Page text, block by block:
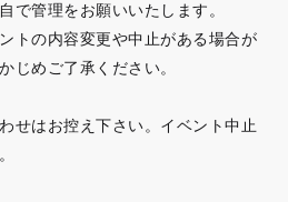
で管理をお願いいたします。
トの内容変更や中止がある場合が
じめご了承ください。
せはお控え下さい。イベント中止